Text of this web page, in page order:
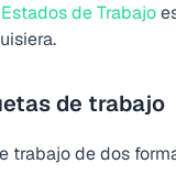
Estados de Trabajo
de trabajo
trabajo de dos